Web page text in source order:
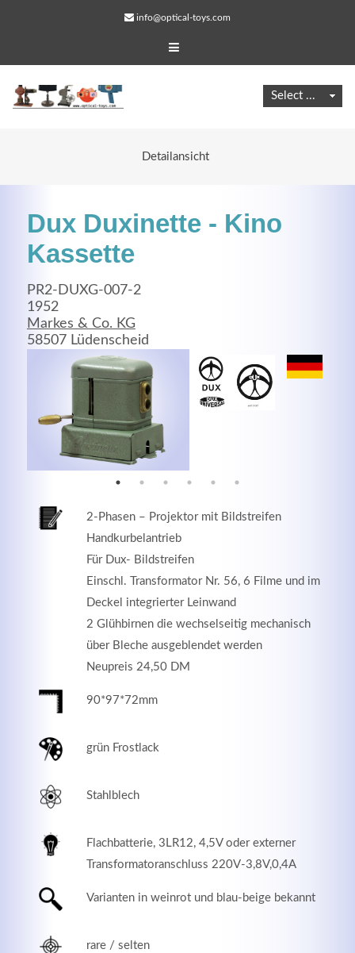
info@optical-toys.com
Detailansicht
Dux Duxinette - Kino
Kassette
PR2-DUXG-007-2
1952
Markes & Co. KG
58507 Lüdenscheid
2-Phasen – Projektor mit Bildstreifen
Handkurbelantrieb
Für Dux- Bildstreifen
Einschl. Transformator Nr. 56, 6 Filme und im
Deckel integrierter Leinwand
2 Glühbirnen die wechselseitig mechanisch
über Bleche ausgeblendet werden
Neupreis 24,50 DM
90*97*72mm
grün Frostlack
Stahlblech
Flachbatterie, 3LR12, 4,5V oder externer
Transformatoranschluss 220V-3,8V,0,4A
Varianten in weinrot und blau-beige bekannt
rare / selten
Web Projects
Lorem ipsum dolor sit amet, consectetuer adipiscing
elit. Aenean commodo ligula eget dolor.
MEHR INFOS
Good Service
Lorem ipsum dolor sit amet, consectetuer adipiscing
elit. Aenean commodo ligula eget dolor.
MEHR INFOS
Modern & Simple